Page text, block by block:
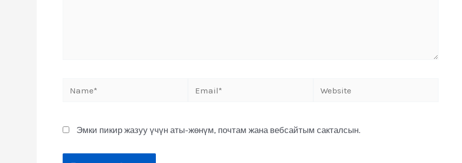
Эмки пикир жазуу үчүн аты-жөнүм, почтам жана вебсайтым сакталсын.